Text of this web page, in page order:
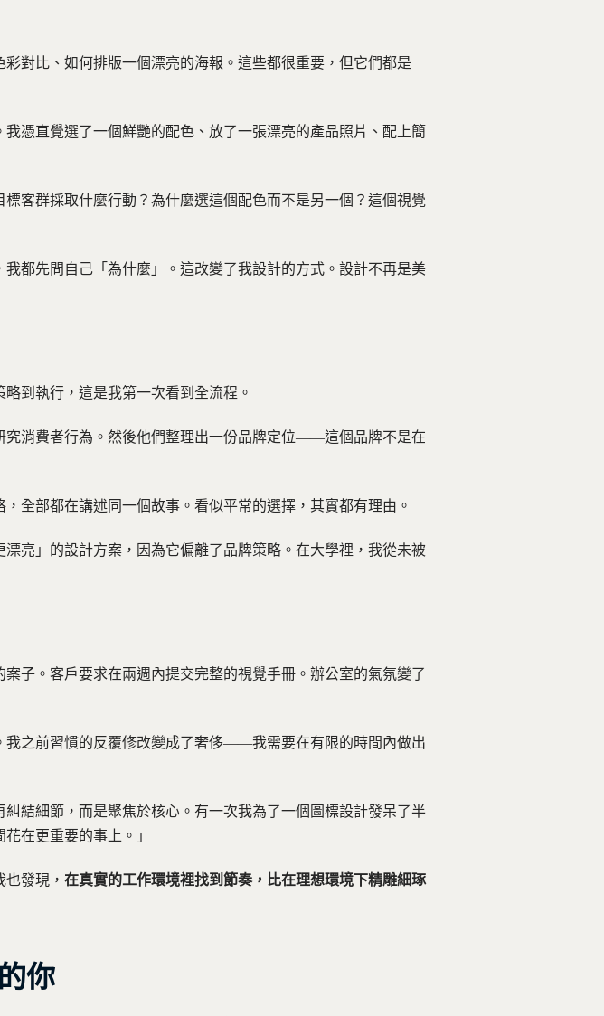
對比、如何排版一個漂亮的海報。這些都很重要，但它們都是
憑直覺選了一個鮮艷的配色、放了一張漂亮的產品照片、配上簡
客群採取什麼行動？為什麼選這個配色而不是另一個？這個視覺
都先問自己「為什麼」。這改變了我設計的方式。設計不再是美
到執行，這是我第一次看到全流程。
究消費者行為。然後他們整理出一份品牌定位——這個品牌不是在
全部都在講述同一個故事。看似平常的選擇，其實都有理由。
亮」的設計方案，因為它偏離了品牌策略。在大學裡，我從未被
子。客戶要求在兩週內提交完整的視覺手冊。辦公室的氣氛變了
我之前習慣的反覆修改變成了奢侈——我需要在有限的時間內做出
結細節，而是聚焦於核心。有一次我為了一個圖標設計發呆了半
在更重要的事上。」
發現， 在真實的工作環境裡找到節奏，比在理想環境下精雕細琢
你